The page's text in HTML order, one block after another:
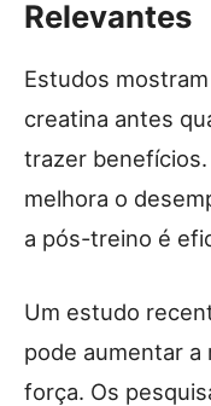
Relevantes
Estudos
creatina antes
trazer
melhora o
a pós-treino é
Um estudo
pode aumentar a
força. Os